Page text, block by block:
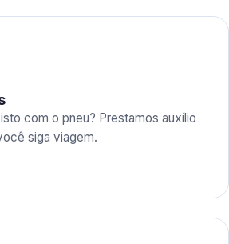
com o pneu? Prestamos auxílio
siga viagem.